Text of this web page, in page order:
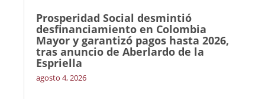
Prosperidad Social desmintió
desfinanciamiento en Colombia
Mayor y garantizó pagos hasta 2026,
tras anuncio de Aberlardo de la
Espriella
agosto 4, 2026